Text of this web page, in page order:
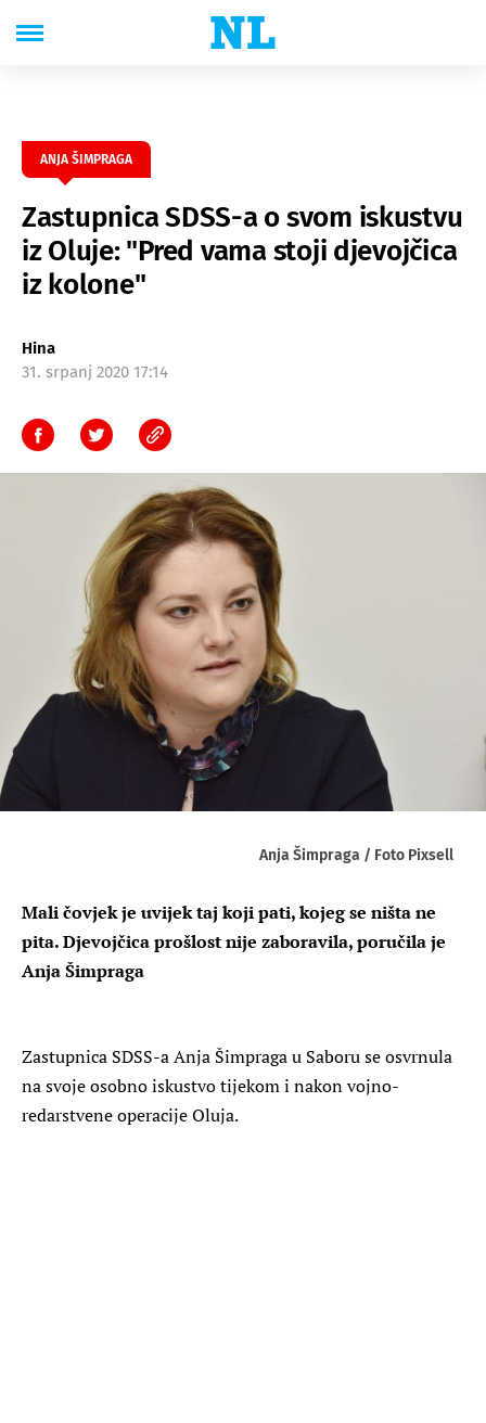
ANJA ŠIMPRAGA
Zastupnica SDSS-a o svom iskustvu
iz Oluje: "Pred vama stoji djevojčica
iz kolone"
Hina
31. srpanj 2020 17:14
Anja Šimpraga / Foto Pixsell
Mali čovjek je uvijek taj koji pati, kojeg se ništa ne
pita. Djevojčica prošlost nije zaboravila, poručila je
Anja Šimpraga
Zastupnica SDSS-a Anja Šimpraga u Saboru se osvrnula
na svoje osobno iskustvo tijekom i nakon vojno-
redarstvene operacije Oluja.